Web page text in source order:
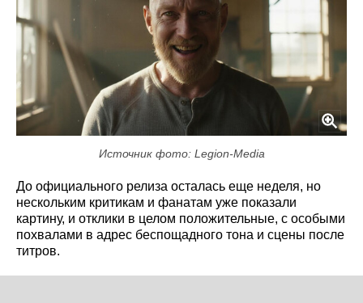
Источник фото: Legion-Media
До официального релиза осталась еще неделя, но
нескольким критикам и фанатам уже показали
картину, и отклики в целом положительные, с особыми
похвалами в адрес беспощадного тона и сцены после
титров.